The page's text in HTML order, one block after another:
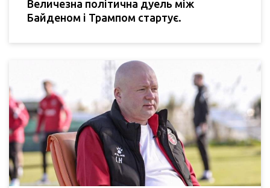
Величезна політична дуель між
Байденом і Трампом стартує.